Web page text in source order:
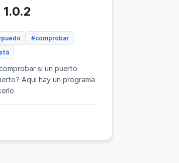
#comprobar
si un puerto
Aquí hay un programa